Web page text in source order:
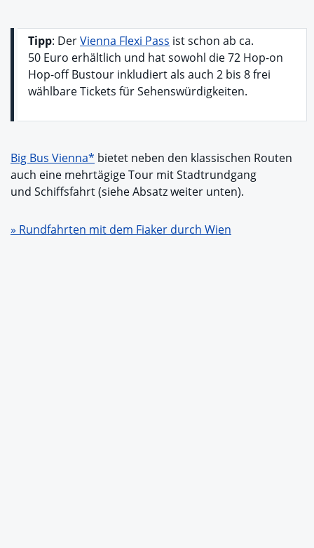
Tipp: DerVienna Flexi Pass ist schon ab ca.
50 Euro erhältlich und hat sowohl die 72 Hop-on
Hop-off Bustour inkludiert als auch 2 bis 8 frei
wählbare Tickets für Sehenswürdigkeiten.
Big Bus Vienna* bietet neben den klassischen Routen
auch eine mehrtägige Tour mit Stadtrundgang
und Schiffsfahrt (siehe Absatz weiter unten).
» Rundfahrten mit dem Fiaker durch Wien